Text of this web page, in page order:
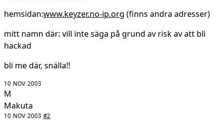
hemsidan:www.keyzer.no-ip.org (finns andra adresser)
mitt namn där: vill inte säga på grund av risk av att bli
hackad
bli me där, snälla!!
10 NOV 2003
M
Makuta
10 NOV 2003 #2